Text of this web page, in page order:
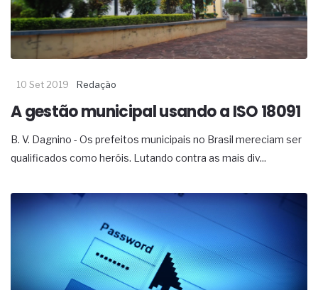
10 Set 2019 Redação
A gestão municipal usando a ISO 18091
B. V. Dagnino - Os prefeitos municipais no Brasil mereciam ser
qualificados como heróis. Lutando contra as mais div...